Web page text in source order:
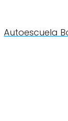
Autoescuela